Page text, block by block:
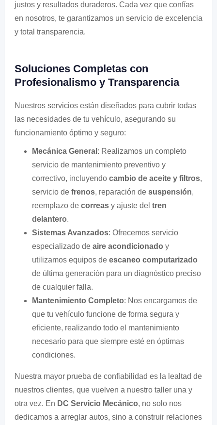
justos y resultados duraderos. Cada vez que confías
en nosotros, te garantizamos un servicio de excelencia
y total transparencia.
Soluciones Completas con
Profesionalismo y Transparencia
Nuestros servicios están diseñados para cubrir todas
las necesidades de tu vehículo, asegurando su
funcionamiento óptimo y seguro:
Mecánica General : Realizamos un completo
servicio de mantenimiento preventivo y
correctivo, incluyendo cambio de aceite y filtros,
servicio de frenos, reparación de suspensión,
reemplazo de correas y ajuste del tren
delantero.
Sistemas Avanzados: Ofrecemos servicio
especializado de aire acondicionado y
utilizamos equipos de escaneo computarizado
de última generación para un diagnóstico preciso
de cualquier falla.
Mantenimiento Completo: Nos encargamos de
que tu vehículo funcione de forma segura y
eficiente, realizando todo el mantenimiento
necesario para que siempre esté en óptimas
condiciones.
Nuestra mayor prueba de confiabilidad es la lealtad de
nuestros clientes, que vuelven a nuestro taller una y
otra vez. En DC Servicio Mecánico, no solo nos
dedicamos a arreglar autos, sino a construir relaciones